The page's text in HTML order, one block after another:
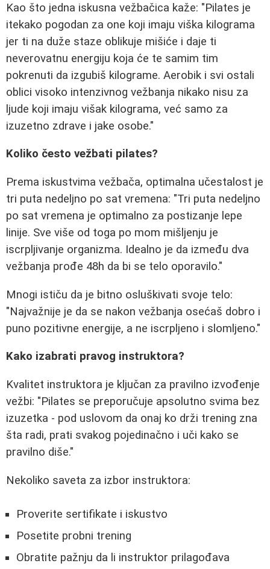
Kao što jedna iskusna vežbačica kaže: "Pilates je
itekako pogodan za one koji imaju viška kilograma
jer ti na duže staze oblikuje mišiće i daje ti
neverovatnu energiju koja će te samim tim
pokrenuti da izgubiš kilograme. Aerobik i svi ostali
oblici visoko intenzivnog vežbanja nikako nisu za
ljude koji imaju višak kilograma, već samo za
izuzetno zdrave i jake osobe."
Koliko često vežbati pilates?
Prema iskustvima vežbača, optimalna učestalost je
tri puta nedeljno po sat vremena: "Tri puta nedeljno
po sat vremena je optimalno za postizanje lepe
linije. Sve više od toga po mom mišljenju je
iscrpljivanje organizma. Idealno je da između dva
vežbanja prođe 48h da bi se telo oporavilo."
Mnogi ističu da je bitno osluškivati svoje telo:
"Najvažnije je da se nakon vežbanja osećaš dobro i
puno pozitivne energije, a ne iscrpljeno i slomljeno."
Kako izabrati pravog instruktora?
Kvalitet instruktora je ključan za pravilno izvođenje
vežbi: "Pilates se preporučuje apsolutno svima bez
izuzetka - pod uslovom da onaj ko drži trening zna
šta radi, prati svakog pojedinačno i uči kako se
pravilno diše."
Nekoliko saveta za izbor instruktora:
Proverite sertifikate i iskustvo
Posetite probni trening
Obratite pažnju da li instruktor prilagođava